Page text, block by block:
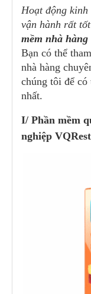
Hoạt động kinh
vận hành rất
mềm nhà hàng
Bạn có thể
nhà hàng
chúng tôi để có
nhất.
I/ Phần mềm
nghiệp